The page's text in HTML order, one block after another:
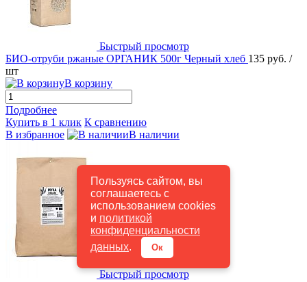
Пользуясь сайтом, вы
соглашаетесь с
использованием cookies
и политикой
конфиденциальности
данных. Ок
Быстрый просмотр
БИО-отруби ржаные ОРГАНИК 500г Черный хлеб 135 руб. /
шт
В корзину
Подробнее
Купить в 1 клик К сравнению
В избранное
В наличии
Быстрый просмотр